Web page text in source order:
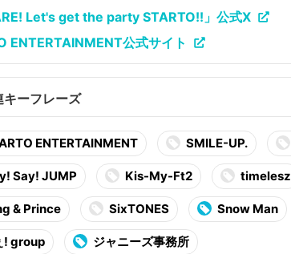
Let's get the party STARTO!!」公式X
ENTERTAINMENT公式サイト
キーフレーズ
ENTERTAINMENT SMILE-UP.
Say! JUMP Kis-My-Ft2 timelesz
& Prince SixTONES Snow Man
! group ジャニーズ事務所